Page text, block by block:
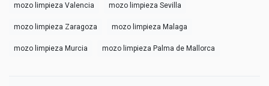
mozo limpieza Valencia mozo limpieza Sevilla
mozo limpieza Zaragoza mozo limpieza Malaga
mozo limpieza Murcia mozo limpieza Palma de Mallorca